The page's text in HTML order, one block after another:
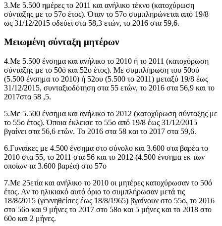
3.Με 5.500 ημέρες το 2011 και ανήλικο τέκνο (κατοχύρωση
σύνταξης με το 57ο έτος). Όταν το 57ο συμπληρώνεται από 19/8
ως 31/12/2015 οδεύει στα 58,3 ετών, το 2016 στα 59,6.
Μειωμένη σύνταξη μητέρων
4.Με 5.500 ένσημα και ανήλικο το 2010 ή το 2011 (κατοχύρωση
σύνταξης με το 50ό και 52ο έτος). Με συμπλήρωση του 50ού
(5.500 ένσημα το 2010) ή 52ου (5.500 το 2011) μεταξύ 19/8 έως
31/12/2015, συνταξιοδότηση στα 55 ετών, το 2016 στα 56,9 και το
2017στα 58 ,5.
5.Με 5.500 ένσημα και ανήλικο το 2012 (κατοχύρωση σύνταξης με
το 55ο έτος). Όποια έκλεισε το 55ο από 19/8 έως 31/12/2015
βγαίνει στα 56,6 ετών. Το 2016 στα 58 και το 2017 στα 59,6.
6.Γυναίκες με 4.500 ένσημα στο σύνολο και 3.600 στα βαρέα το
2010 στα 55, το 2011 στα 56 και το 2012 (4.500 ένσημα εκ των
οποίων τα 3.600 βαρέα) στο 57ο
7.Με 25ετία και ανήλικο το 2010 οι μητέρες κατοχύρωσαν το 50ό
έτος. Αν το ηλικιακό αυτό όριο το συμπλήρωσαν μετά τις
18/8/2015 (γεννηθείσες έως 18/8/1965) βγαίνουν στο 55ο, το 2016
στο 56ο και 9 μήνες το 2017 στο 58ο και 5 μήνες και το 2018 στο
60ο και 2 μήνες.